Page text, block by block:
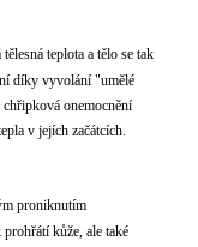
teplota a tělo se tak
díky vyvolání "umělé
onemocnění
v jejích začátcích.
proniknutím
kůže, ale také